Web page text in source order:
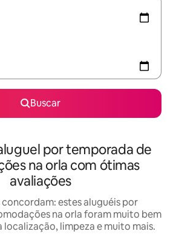
Buscar
por temporada de
na orla com ótimas
avaliações
concordam: estes aluguéis por
na orla foram muito bem
localização, limpeza e muito mais.